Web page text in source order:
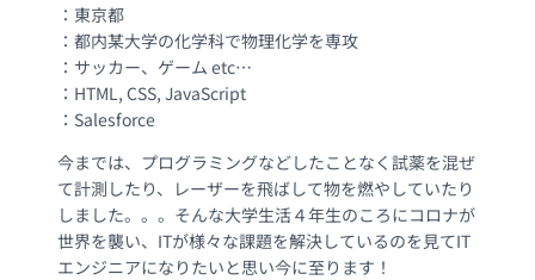
：東京都
：都内某大学の化学科で物理化学を専攻
：サッカー、ゲーム etc…
：HTML, CSS, JavaScript
：Salesforce
今までは、プログラミングなどしたことなく試薬を混ぜ
て計測したり、レーザーを飛ばして物を燃やしていたり
しました。。。そんな大学生活４年生のころにコロナが
世界を襲い、ITが様々な課題を解決しているのを見てIT
エンジニアになりたいと思い今に至ります！